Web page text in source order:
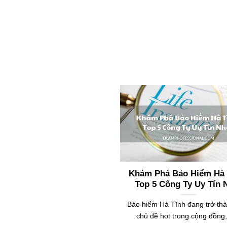
Khám Phá Bảo Hiểm
Top 5 Công Ty Uy Tín
Bảo hiểm Hà Tĩnh đang trở
chủ đề hot trong cộng